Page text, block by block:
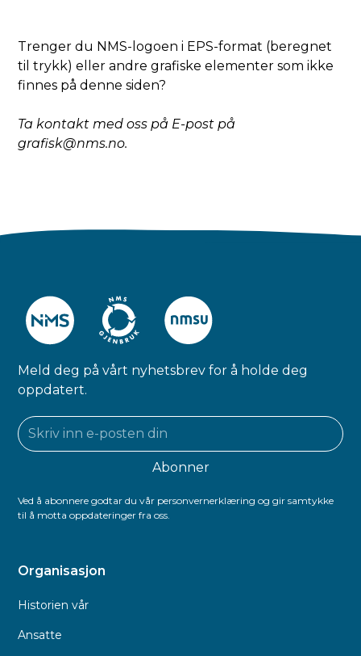
Trenger du NMS-logoen i EPS-format (beregnet
til trykk) eller andre grafiske elementer som ikke
finnes på denne siden?
Ta kontakt med oss på E-post på
grafisk@nms.no.
Meld deg på vårt nyhetsbrev for å holde deg
oppdatert.
Ved å abonnere godtar du vår personvernerklæring og gir samtykke
til å motta oppdateringer fra oss.
Organisasjon
Historien vår
Ansatte